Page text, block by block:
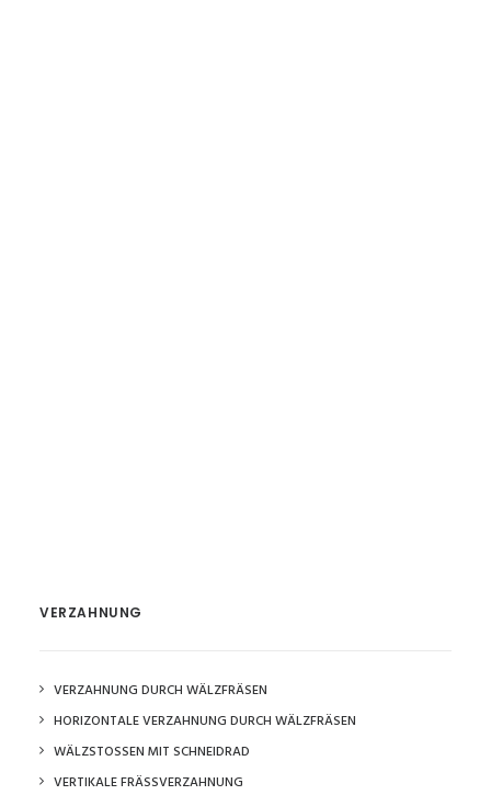
VERZAHNUNG
VERZAHNUNG DURCH WÄLZFRÄSEN
HORIZONTALE VERZAHNUNG DURCH WÄLZFRÄSEN
WÄLZSTOSSEN MIT SCHNEIDRAD
VERTIKALE FRÄSSVERZAHNUNG